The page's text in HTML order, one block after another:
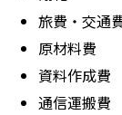
旅費・交通
原材料費
資料作成費
通信運搬費